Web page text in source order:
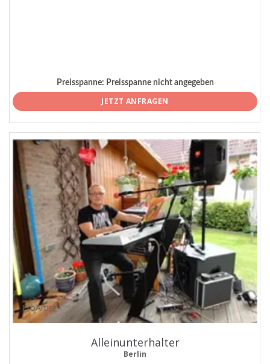
Preisspanne: Preisspanne nicht angegeben
JETZT ANFRAGEN
ProArtist
Alleinunterhalter
Berlin